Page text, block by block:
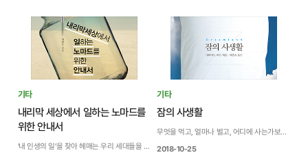
기타
내리막 세상에서 일하는 노마드를
위한 안내서
‘내 인생의 일’을 찾아 헤매는 우리 세대들을 위한 새로운 모색
기타
잠의 사생활
무엇을 먹고, 얼마나 벌고, 어디에 사는가보다 삶에 더 큰 영향을 미치는 것은 잠이다!
2018-10-25